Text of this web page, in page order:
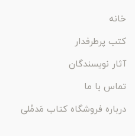
خانه
کتب پرطرفدار
آثار نویسندگان
تماس با ما
درباره فروشگاه کتاب مَدمُلی